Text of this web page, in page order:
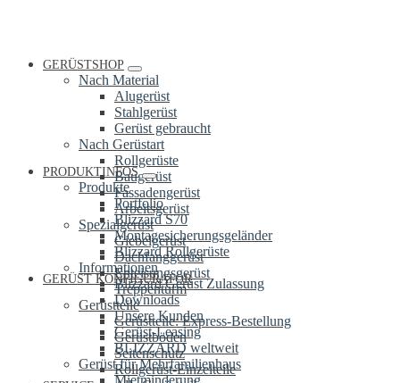
GERÜSTSHOP
Nach Material
Alugerüst
Stahlgerüst
Gerüst gebraucht
Nach Gerüstart
Rollgerüste
Baugerüst
Fassadengerüst
Arbeitsgerüst
Spezialgerüst
Giebelgerüst
Dachfanggerüst
Enteisungsgerüst
Treppenturm
Gerüstteile
Gerüstteile: Express-Bestellung
Gerüstböden
Seitenschutz
Rollgerüst-Einzelteile
PRODUKTINFOS
Produkte
Portfolio
Blizzard S70
Montagesicherungsgeländer
Blizzard Rollgerüste
Informationen
Blizzard Gerüst Zulassung
Downloads
Unsere Kunden
Gerüst-Leasing
BLIZZARD weltweit
Gerüst für Mehrfamilienhaus
Mietminderung
GERÜST KONFIGURATOR